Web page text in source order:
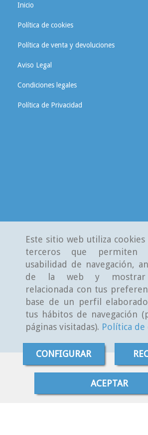
Este sitio web utiliza
terceros que permiten
usabilidad de navegación,
de la web y mostrar
relacionada con tus
base de un perfil
tus hábitos de navegación
páginas visitadas). Política de
CONFIGURAR
ACEPTAR
Inicio
Política de cookies
Política de venta y devoluciones
Aviso Legal
Condiciones legales
Política de Privacidad